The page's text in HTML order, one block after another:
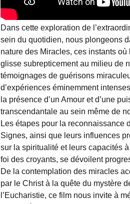
Dans cette exploration de
sein du quotidien, nous plongeons
nature des Miracles, ces instants où
glisse subrepticement au milieu de
témoignages de guérisons
d’expériences éminemment
la présence d’un Amour et d’une
transcendantale au sein même de
Les étapes pour la reconnaissance
Signes, ainsi que leurs influences
sur la spiritualité et leurs capacités
foi des croyants, se dévoilent
De la contemplation des miracles
par le Christ à la quête du mystère
l’Eucharistie, ce film nous invite à